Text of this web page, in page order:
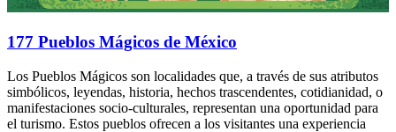
177 Pueblos Mágicos de México
Los Pueblos Mágicos son localidades que, a través de sus atributos
simbólicos, leyendas, historia, hechos trascendentes, cotidianidad, o
manifestaciones socio-culturales, representan una oportunidad para
el turismo. Estos pueblos ofrecen a los visitantes una experiencia